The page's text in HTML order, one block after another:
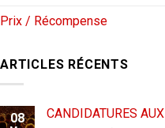
Prix / Récompense
ARTICLES RÉCENTS
08 CANDIDATURES